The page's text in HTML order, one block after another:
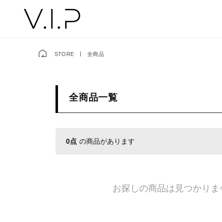
STORE 全商品
全商品一覧
0点 の商品があります
お探しの商品は見つかり